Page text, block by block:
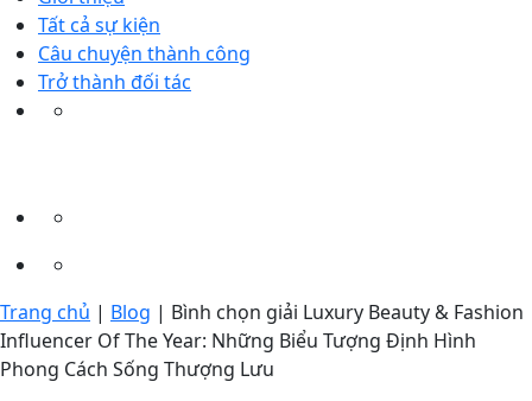
Tất cả sự kiện
Câu chuyện thành công
Trở thành đối tác
Trang chủ | Blog | Bình chọn giải Luxury Beauty & Fashion
Influencer Of The Year: Những Biểu Tượng Định Hình
Phong Cách Sống Thượng Lưu